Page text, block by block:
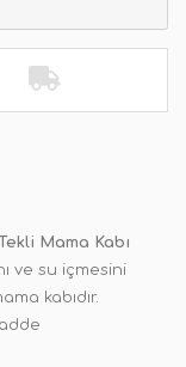
Mama Kabı
ve su içmesini
kabıdır.